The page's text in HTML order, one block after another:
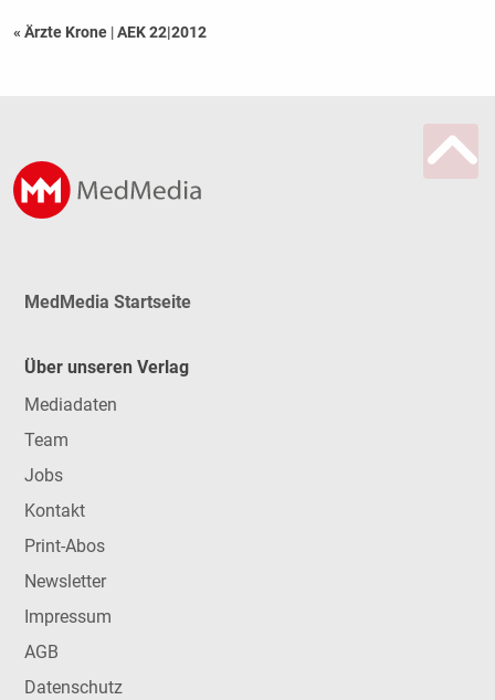
« Ärzte Krone |AEK 22|2012
MedMedia Startseite
Über unseren Verlag
Mediadaten
Team
Jobs
Kontakt
Print-Abos
Newsletter
Impressum
AGB
Datenschutz